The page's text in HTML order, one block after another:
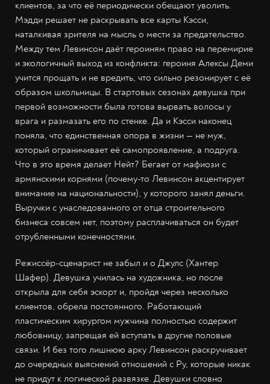
клиентов, за что её периодически обещают уволить.
Мэдди решает не раскрывать все карты Кэсси,
наталкивая зрителя на мысль о мести за предательство.
Между тем Левинсон даёт героиням право на перемирие
и экологичный выход из конфликта: героиня Алексы Деми
учится прощать и не вредить, что сильно резонирует с её
образом школьницы. В стартовых сезонах девушка при
первой возможности была готова вырвать волосы у
врага и размазать его по стенке. Да и Кэсси наконец
поняла, что единственная опора в жизни — не муж,
который ограничивает её самопроявление, а подруга.
Что в это время делает Нейт? Бегает от мафиози с
армянскими корнями (почему-то Левинсон акцентирует
внимание на национальности), у которого занял деньги.
Выручки с унаследованного от отца строительного
бизнеса совсем нет, поэтому расплачиваться он будет
отрубленными конечностями.
Режиссёр-сценарист не забыл и о Джулс (Хантер
Шафер). Девушка училась на художника, но после
открыла для себя эскорт и, пройдя через несколько
клиентов, обрела постоянного. Работающий
пластическим хирургом мужчина полностью содержит
любовницу, запрещая ей вступать в другие половые
связи. И без того лишнюю арку Левинсон раскручивает
до очередных выяснений отношений с Ру, которые никак
не придут к логической развязке. Девушки словно